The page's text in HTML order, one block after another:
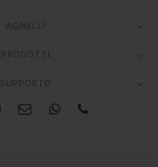
AGNELLI
PRODOTTI
SUPPORTO